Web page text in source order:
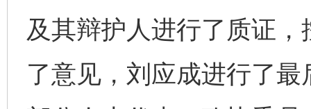
及其辩护人进行了质证
了意见，刘应成进行了